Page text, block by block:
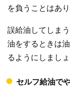
を負うことはあり
誤給油してしま
油をするときは
るようにしましょ
セルフ給油で